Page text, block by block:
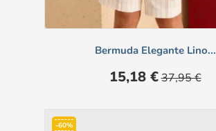
Bermuda Elegante Lino...
Prezzo
15,18 € Prezzo
base
37,95 €
-60%